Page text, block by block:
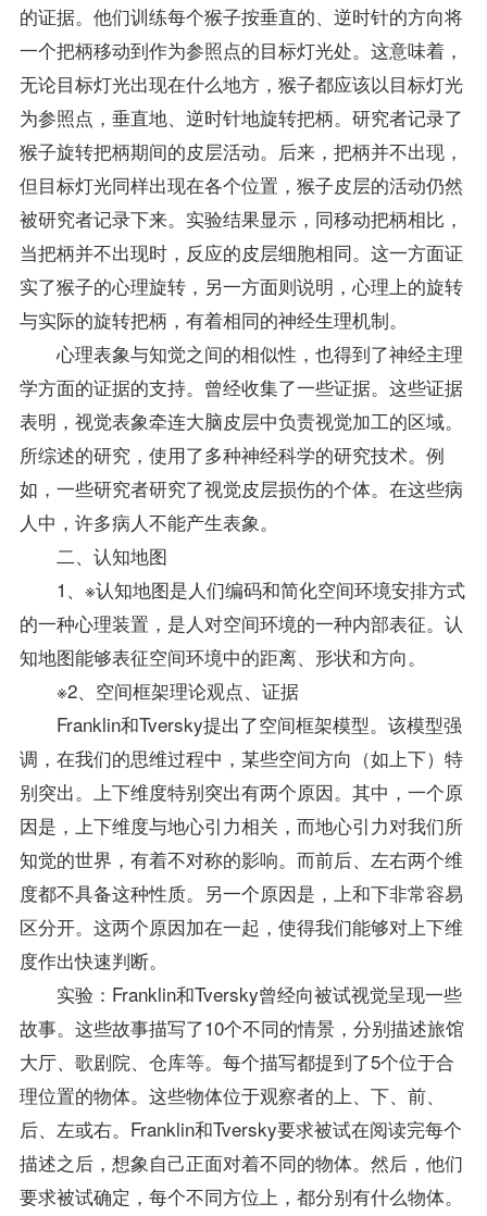
的证据。他们训练每个猴子按垂直的、逆时针的方向将
一个把柄移动到作为参照点的目标灯光处。这意味着，
无论目标灯光出现在什么地方，猴子都应该以目标灯光
为参照点，垂直地、逆时针地旋转把柄。研究者记录了
猴子旋转把柄期间的皮层活动。后来，把柄并不出现，
但目标灯光同样出现在各个位置，猴子皮层的活动仍然
被研究者记录下来。实验结果显示，同移动把柄相比，
当把柄并不出现时，反应的皮层细胞相同。这一方面证
实了猴子的心理旋转，另一方面则说明，心理上的旋转
与实际的旋转把柄，有着相同的神经生理机制。
心理表象与知觉之间的相似性，也得到了神经主理
学方面的证据的支持。曾经收集了一些证据。这些证据
表明，视觉表象牵连大脑皮层中负责视觉加工的区域。
所综述的研究，使用了多种神经科学的研究技术。例
如，一些研究者研究了视觉皮层损伤的个体。在这些病
人中，许多病人不能产生表象。
二、认知地图
1、※认知地图是人们编码和简化空间环境安排方式
的一种心理装置，是人对空间环境的一种内部表征。认
知地图能够表征空间环境中的距离、形状和方向。
※2、空间框架理论观点、证据
Franklin和Tversky提出了空间框架模型。该模型强
调，在我们的思维过程中，某些空间方向（如上下）特
别突出。上下维度特别突出有两个原因。其中，一个原
因是，上下维度与地心引力相关，而地心引力对我们所
知觉的世界，有着不对称的影响。而前后、左右两个维
度都不具备这种性质。另一个原因是，上和下非常容易
区分开。这两个原因加在一起，使得我们能够对上下维
度作出快速判断。
实验：Franklin和Tversky曾经向被试视觉呈现一些
故事。这些故事描写了10个不同的情景，分别描述旅馆
大厅、歌剧院、仓库等。每个描写都提到了5个位于合
理位置的物体。这些物体位于观察者的上、下、前、
后、左或右。Franklin和Tversky要求被试在阅读完每个
描述之后，想象自己正面对着不同的物体。然后，他们
要求被试确定，每个不同方位上，都分别有什么物体。